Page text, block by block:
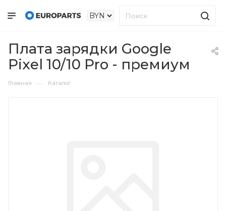
Плата зарядки Google
Pixel 10/10 Pro - премиум
Главная — Каталог